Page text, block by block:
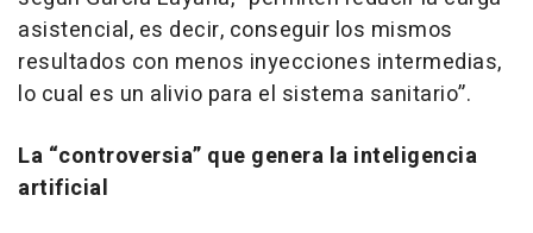
asistencial, es decir, conseguir los mismos
resultados con menos inyecciones intermedias,
lo cual es un alivio para el sistema sanitario”.
La “controversia” que genera la inteligencia
artificial